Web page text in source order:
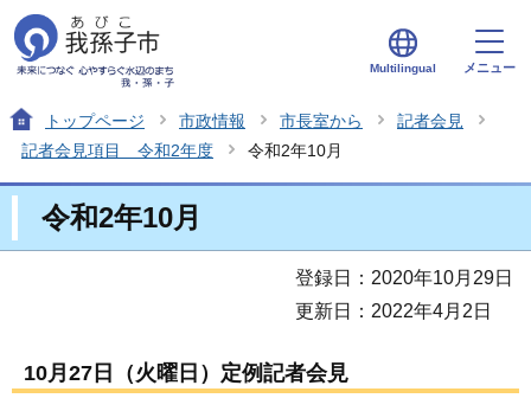
Multilingual メニュー
トップページ 市政情報 市長室から
記者会見
記者会見項目 令和2年度
令和2年10月
令和2年10月
登録日：2020年10月29日
更新日：2022年4月2日
10月27日（火曜日）定例記者会見